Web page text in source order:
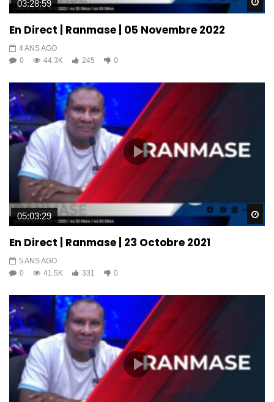
03:28:59
En Direct | Ranmase | 05 Novembre 2022
4 ANS AGO
0
44.3K 245 0
05:03:29
En Direct | Ranmase | 23 Octobre 2021
5 ANS AGO
0
41.5K 331 0